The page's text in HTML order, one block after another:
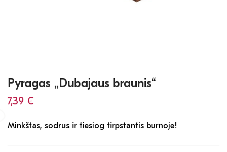
Pyragas „Dubajaus braunis“
7,39 €
Minkštas, sodrus ir tiesiog tirpstantis burnoje!